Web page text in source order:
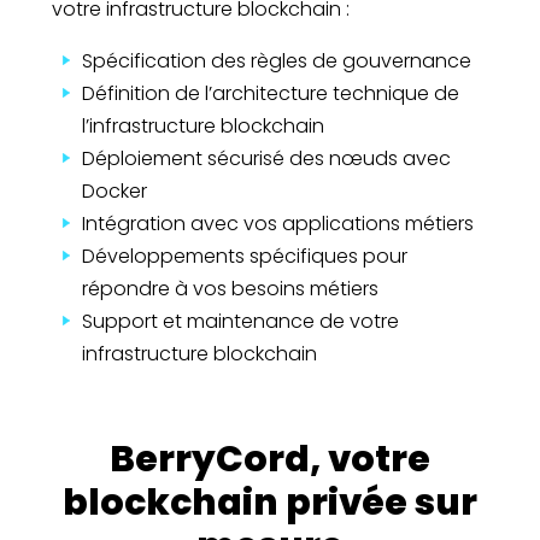
votre infrastructure blockchain :
Spécification des règles de gouvernance
Définition de l’architecture technique de
l’infrastructure blockchain
Déploiement sécurisé des nœuds avec
Docker
Intégration avec vos applications métiers
Développements spécifiques pour
répondre à vos besoins métiers
Support et maintenance de votre
infrastructure blockchain
BerryCord, votre
blockchain privée sur